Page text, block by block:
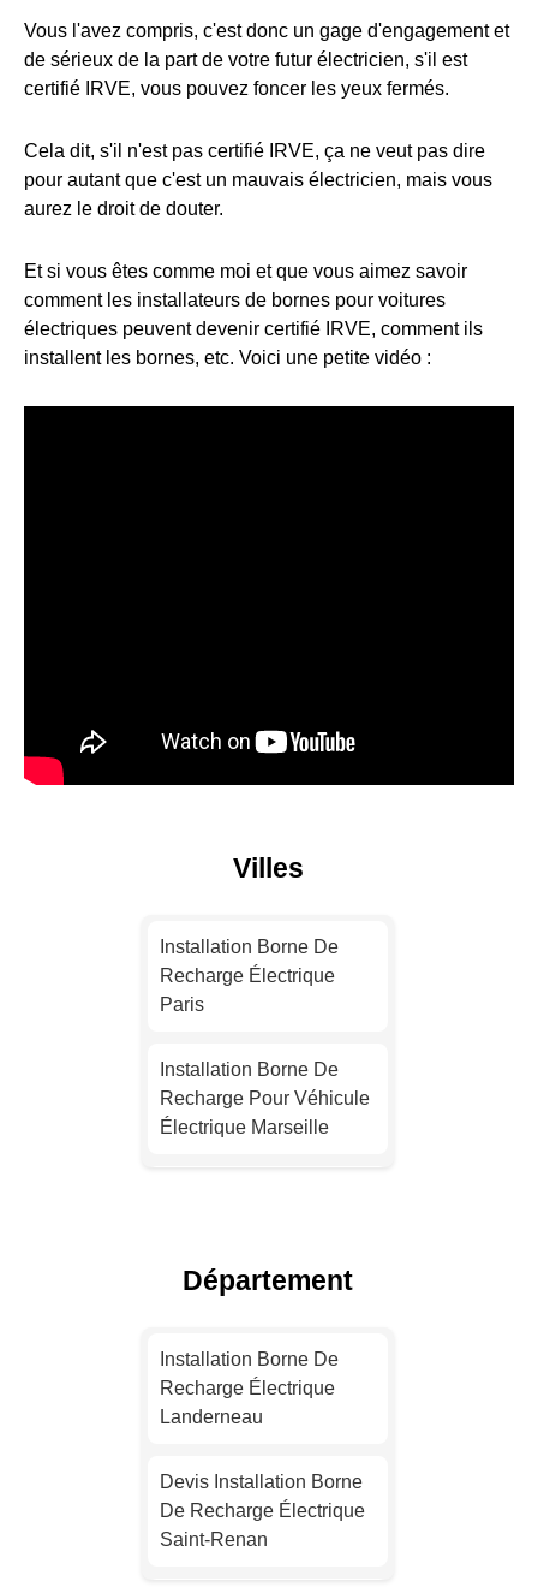
Vous l'avez compris, c'est donc un gage d'engagement et
de sérieux de la part de votre futur électricien, s'il est
certifié IRVE, vous pouvez foncer les yeux fermés.
Cela dit, s'il n'est pas certifié IRVE, ça ne veut pas dire
pour autant que c'est un mauvais électricien, mais vous
aurez le droit de douter.
Et si vous êtes comme moi et que vous aimez savoir
comment les installateurs de bornes pour voitures
électriques peuvent devenir certifié IRVE, comment ils
installent les bornes, etc. Voici une petite vidéo :
Villes
Installation Borne De
Recharge Électrique
Paris
Installation Borne De
Recharge Pour Véhicule
Électrique Marseille
Électrique Toulouse
Nice
Département
Installation Borne De
Recharge Électrique
Landerneau
Devis Installation Borne
De Recharge Électrique
Saint-Renan